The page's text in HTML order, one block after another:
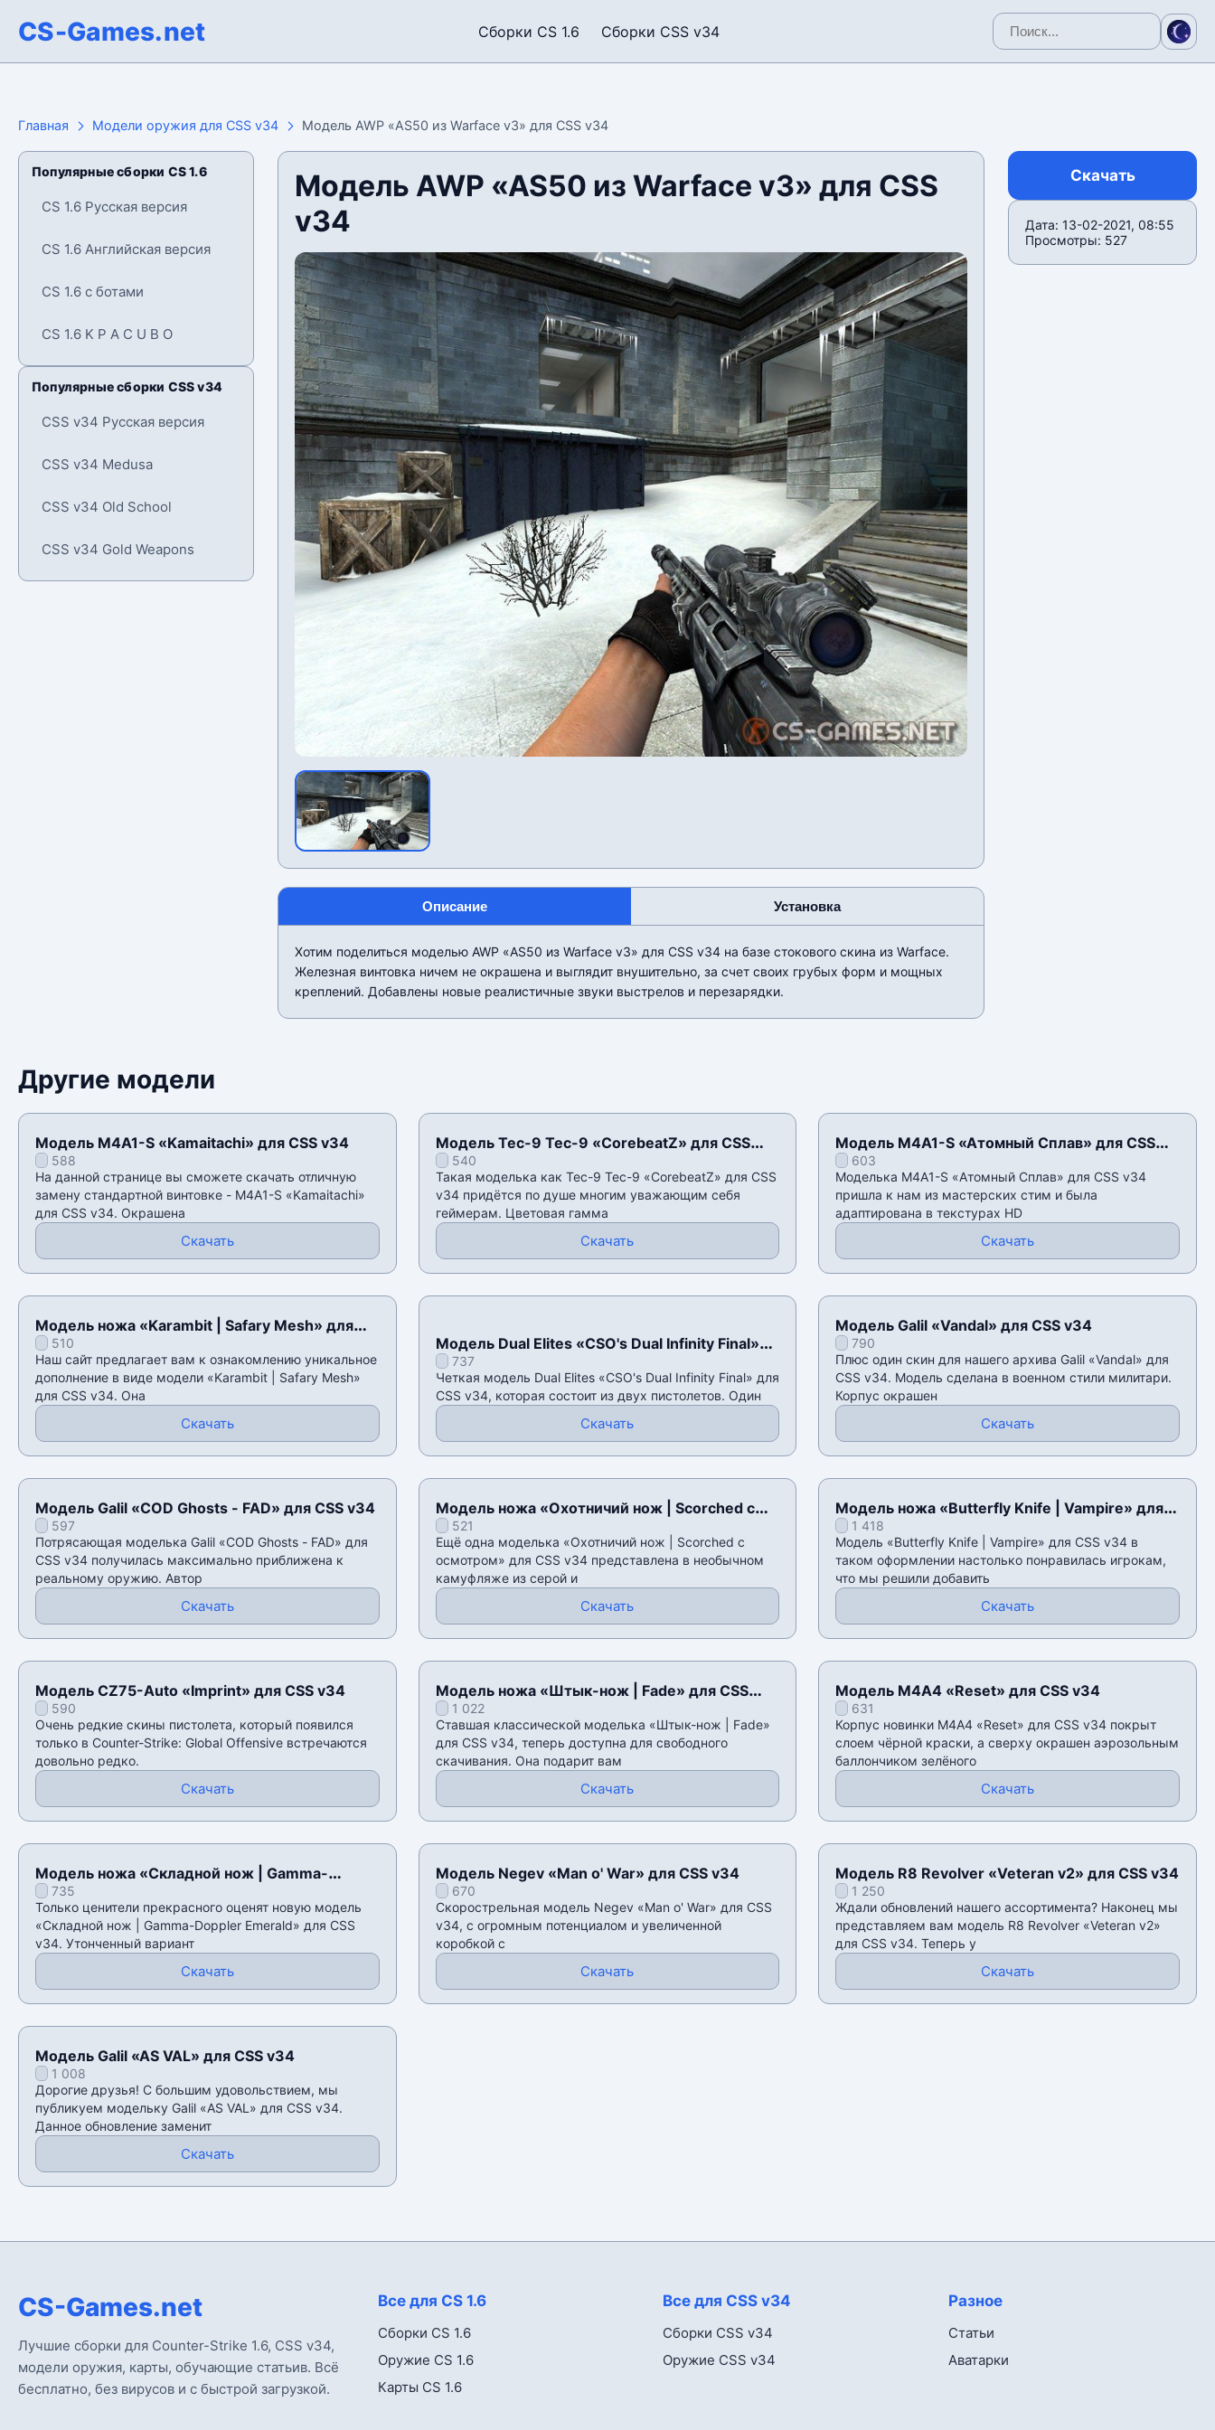
CS-Games.net Сборки CS 1.6 Сборки CSS v34
Главная Модели оружия для CSS v34 Модель AWP «AS50 из Warface v3» для CSS v34
Популярные сборки CS 1.6
CS 1.6 Русская версия
CS 1.6 Английская версия
CS 1.6 с ботами
CS 1.6 K P A C U B O
Популярные сборки CSS v34
CSS v34 Русская версия
CSS v34 Medusa
CSS v34 Old School
CSS v34 Gold Weapons
Модель AWP «AS50 из Warface v3» для CSS
v34
Описание Установка
Хотим поделиться моделью AWP «AS50 из Warface v3» для CSS v34 на базе стокового скина из Warface.
Железная винтовка ничем не окрашена и выглядит внушительно, за счет своих грубых форм и мощных
креплений. Добавлены новые реалистичные звуки выстрелов и перезарядки.
Скачать
Дата: 13-02-2021, 08:55
Просмотры: 527
Другие модели
Модель M4A1-S «Kamaitachi» для CSS v34
588
На данной странице вы сможете скачать отличную
замену стандартной винтовке - M4A1-S «Kamaitachi»
для CSS v34. Окрашена
Скачать
Модель Tec-9 Tec-9 «CorebeatZ» для CSS
v34540
Такая моделька как Tec-9 Tec-9 «CorebeatZ» для CSS
v34 придётся по душе многим уважающим себя
геймерам. Цветовая гамма
Скачать
Модель M4A1-S «Атомный Сплав» для CSS
v34603
Моделька M4A1-S «Атомный Сплав» для CSS v34
пришла к нам из мастерских стим и была
адаптирована в текстурах HD
Скачать
Модель ножа «Karambit | Safary Mesh» для
CSS v34
510
Наш сайт предлагает вам к ознакомлению уникальное
дополнение в виде модели «Karambit | Safary Mesh»
для CSS v34. Она
Скачать
Модель Dual Elites «CSO's Dual Infinity Final»
для CSS v34
737
Четкая модель Dual Elites «CSO's Dual Infinity Final» для
CSS v34, которая состоит из двух пистолетов. Один
Скачать
Модель Galil «Vandal» для CSS v34
790
Плюс один скин для нашего архива Galil «Vandal» для
CSS v34. Модель сделана в военном стили милитари.
Корпус окрашен
Скачать
Модель Galil «COD Ghosts - FAD» для CSS v34
597
Потрясающая моделька Galil «COD Ghosts - FAD» для
CSS v34 получилась максимально приближена к
реальному оружию. Автор
Скачать
Модель ножа «Охотничий нож | Scorched с
осмотром» для CSS v34
521
Ещё одна моделька «Охотничий нож | Scorched с
осмотром» для CSS v34 представлена в необычном
камуфляже из серой и
Скачать
Модель ножа «Butterfly Knife | Vampire» для
CSS v34
1 418
Модель «Butterfly Knife | Vampire» для CSS v34 в
таком оформлении настолько понравилась игрокам,
что мы решили добавить
Скачать
Модель CZ75-Auto «Imprint» для CSS v34
590
Очень редкие скины пистолета, который появился
только в Counter-Strike: Global Offensive встречаются
довольно редко.
Скачать
Модель ножа «Штык-нож | Fade» для CSS
v341 022
Ставшая классической моделька «Штык-нож | Fade»
для CSS v34, теперь доступна для свободного
скачивания. Она подарит вам
Скачать
Модель М4А4 «Reset» для CSS v34
631
Корпус новинки М4А4 «Reset» для CSS v34 покрыт
слоем чёрной краски, а сверху окрашен аэрозольным
баллончиком зелёного
Скачать
Модель ножа «Складной нож | Gamma-
Doppler Emerald» для CSS v34
735
Только ценители прекрасного оценят новую модель
«Складной нож | Gamma-Doppler Emerald» для CSS
v34. Утонченный вариант
Скачать
Модель Negev «Man o' War» для CSS v34
670
Скорострельная модель Negev «Man o' War» для CSS
v34, с огромным потенциалом и увеличенной
коробкой с
Скачать
Модель R8 Revolver «Veteran v2» для CSS v34
1 250
Ждали обновлений нашего ассортимента? Наконец мы
представляем вам модель R8 Revolver «Veteran v2»
для CSS v34. Теперь у
Скачать
Модель Galil «AS VAL» для CSS v34
1 008
Дорогие друзья! С большим удовольствием, мы
публикуем модельку Galil «AS VAL» для CSS v34.
Данное обновление заменит
Скачать
CS-Games.net
Лучшие сборки для Counter-Strike 1.6, CSS v34,
модели оружия, карты, обучающие статьив. Всё
бесплатно, без вирусов и с быстрой загрузкой.
Все для CS 1.6
Сборки CS 1.6
Оружие CS 1.6
Карты CS 1.6
Все для CSS v34
Сборки CSS v34
Оружие CSS v34
Разное
Статьи
Аватарки